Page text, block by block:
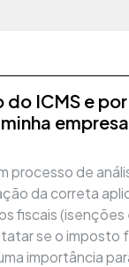
do ICMS e
processo de
da correta
fiscais
se o imposto
importância